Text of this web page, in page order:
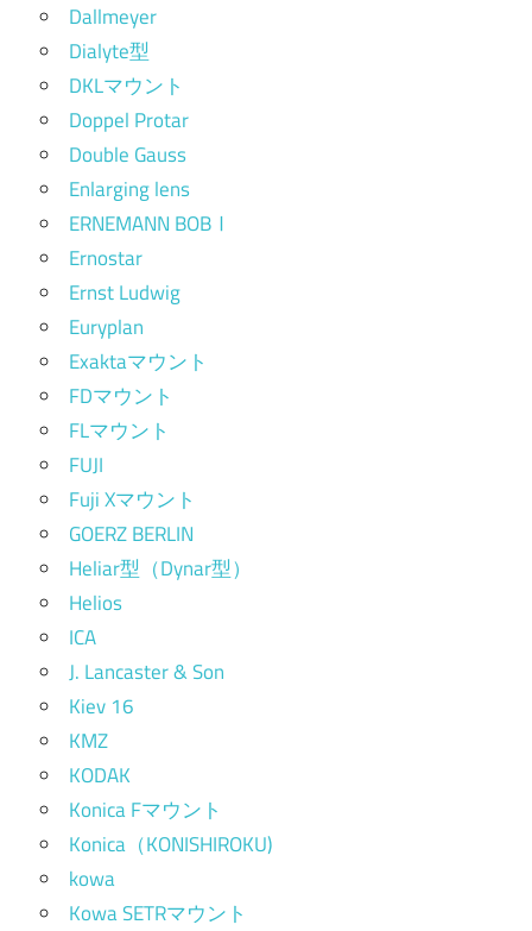
Dallmeyer
Dialyte型
DKLマウント
Doppel Protar
Double Gauss
Enlarging lens
ERNEMANN BOBⅠ
Ernostar
Ernst Ludwig
Euryplan
Exaktaマウント
FDマウント
FLマウント
FUJI
Fuji Xマウント
GOERZ BERLIN
Heliar型（Dynar型）
Helios
ICA
J. Lancaster & Son
Kiev 16
KMZ
KODAK
Konica Fマウント
Konica（KONISHIROKU)
kowa
Kowa SETRマウント